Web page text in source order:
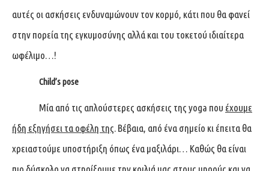
αυτές οι ασκήσεις ενδυναμώνουν τον κορμό, κάτι που θα φανεί
στην πορεία της εγκυμοσύνης αλλά και του τοκετού ιδιαίτερα
ωφέλιμο…!
Child’s pose
Μία από τις απλούστερες ασκήσεις της yoga που έχουμε
ήδη εξηγήσει τα οφέλη της. Βέβαια, από ένα σημείο κι έπειτα θα
χρειαστούμε υποστήριξη όπως ένα μαξιλάρι… Καθώς θα είναι